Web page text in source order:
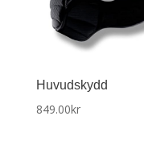
Huvudskydd
849.00kr